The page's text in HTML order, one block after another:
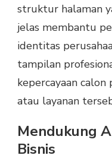
struktur halaman
jelas membantu
identitas
tampilan
kepercayaan
atau layanan
Mendukung
Bisnis